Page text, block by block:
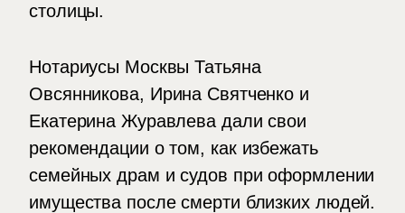
столицы.
Нотариусы Москвы Татьяна
Овсянникова, Ирина Святченко и
Екатерина Журавлева дали свои
рекомендации о том, как избежать
семейных драм и судов при оформлении
имущества после смерти близких людей.